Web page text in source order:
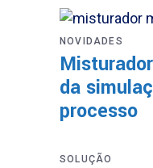
NOVIDADES
da
processo
SOLUÇÃO